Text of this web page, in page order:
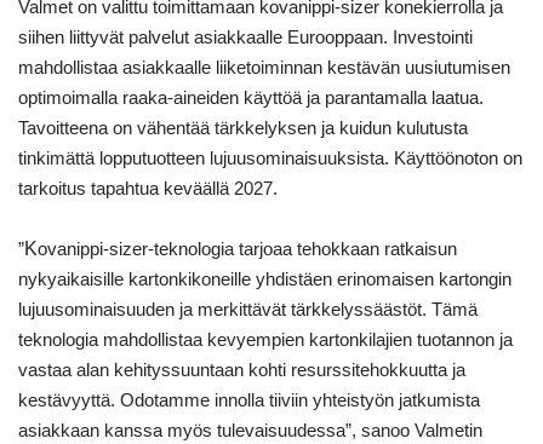
Valmet on valittu toimittamaan kovanippi-sizer konekierrolla ja
siihen liittyvät palvelut asiakkaalle Eurooppaan. Investointi
mahdollistaa asiakkaalle liiketoiminnan kestävän uusiutumisen
optimoimalla raaka-aineiden käyttöä ja parantamalla laatua.
Tavoitteena on vähentää tärkkelyksen ja kuidun kulutusta
tinkimättä lopputuotteen lujuusominaisuuksista. Käyttöönoton on
tarkoitus tapahtua keväällä 2027.
”Kovanippi-sizer-teknologia tarjoaa tehokkaan ratkaisun
nykyaikaisille kartonkikoneille yhdistäen erinomaisen kartongin
lujuusominaisuuden ja merkittävät tärkkelyssäästöt. Tämä
teknologia mahdollistaa kevyempien kartonkilajien tuotannon ja
vastaa alan kehityssuuntaan kohti resurssitehokkuutta ja
kestävyyttä. Odotamme innolla tiiviin yhteistyön jatkumista
asiakkaan kanssa myös tulevaisuudessa”, sanoo Valmetin